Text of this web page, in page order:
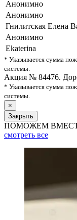
Анонимно
Анонимно
Гнилитская Елена
Анонимно
Ekaterina
* Указывается сумма
системы.
Акция № 84476.
* Указывается сумма
системы.
×
Закрыть
ПОМОЖЕМ
смотреть все